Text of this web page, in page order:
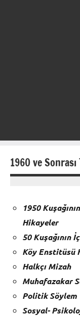
1960 ve
2018
1950
Hikayeler
50 Kuşağının
Köy Enstitüsü
Halkçı Mizah
Muhafazakar
Politik Söylem
Sosyal-